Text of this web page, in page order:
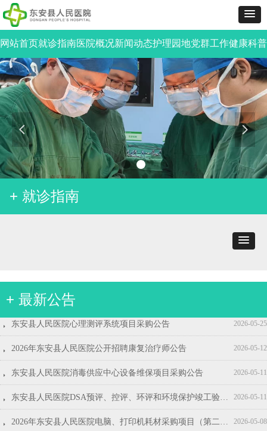
网站首页就诊指南医院概况新闻动态护理园地党群工作健康科普
넳 넲
+ 就诊指南
2026年东安县人民医院第三批见习生招募公告
2026年东安县人民医院第二批见习生招募公告
2026-05-25
뀧 东安县人民医院心理测评系统项目采购公告
2026-05-12
2026年东安县人民医院公开招聘康复治疗师公告
2026-05-11
东安县人民医院消毒供应中心设备维保项目采购公告
2026-05-11
2026-05-08
2026年东安县人民医院电脑、打印机耗材采购项目询价公告
东安县人民医院2026年度护士鞋采购公告
东安县人民医院生活用纸采购项目采购公告(第二次)
东安县人民医院五金、灯具类采购项目采购公告
东安县人民医院安科CT维保服务采购项目采购公告
东安县人民医院视频监控系统维修保养项目采购公告
东安县人民医院招标代理服务机构遴选项目结果公示
+ 最新公告